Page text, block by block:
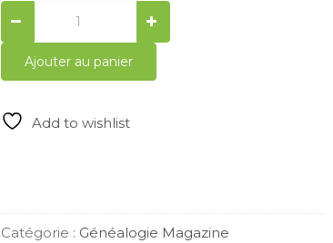
Généalogie
Magazine
n°
289
quantity
Ajouter au panier
Add to wishlist
Catégorie : Généalogie Magazine